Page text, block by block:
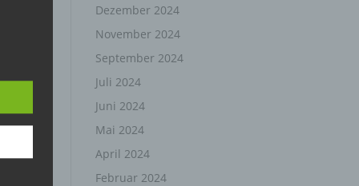
Dezember 2024
November 2024
September 2024
Juli 2024
Juni 2024
Mai 2024
April 2024
Februar 2024
soll